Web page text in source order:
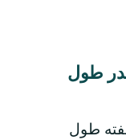
طول
کامل اکثر بیماران حدود ۶ هفته طول